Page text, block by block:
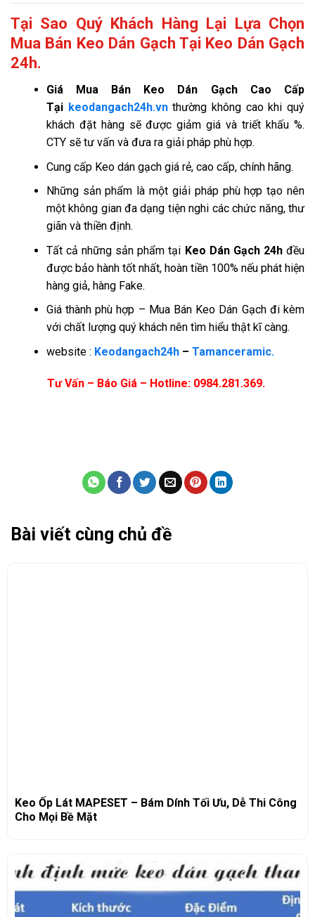
Tại Sao Quý Khách Hàng Lại Lựa Chọn
Mua Bán Keo Dán Gạch Tại Keo Dán Gạch
24h.
GiáMua Bán Keo Dán Gạch Cao Cấp
Tại keodangach24h.vn thường không cao khi quý
khách đặt hàng sẽ được giảm giá và triết khấu %.
CTY sẽ tư vấn và đưa ra giải pháp phù hợp.
Cung cấp Keo dán gạch giá rẻ, cao cấp, chính hãng.
Những sản phẩm là một giải pháp phù hợp tạo nên
một không gian đa dạng tiện nghi các chức năng, thư
giãn và thiền định.
Tất cả những sản phẩm tại Keo Dán Gạch 24hđều
được bảo hành tốt nhất, hoàn tiền 100% nếu phát hiện
hàng giả, hàng Fake.
Giá thành phù hợp – Mua Bán Keo Dán Gạch đi kèm
với chất lượng quý khách nên tìm hiểu thật kĩ càng.
website : Keodangach24h– Tamanceramic.
Tư Vấn – Báo Giá – Hotline: 0984.281.369.
Bài viết cùng chủ đề
Keo Ốp Lát MAPESET – Bám Dính Tối Ưu, Dễ Thi Công
Cho Mọi Bề Mặt